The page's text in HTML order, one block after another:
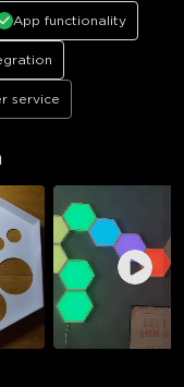
App functionality
service